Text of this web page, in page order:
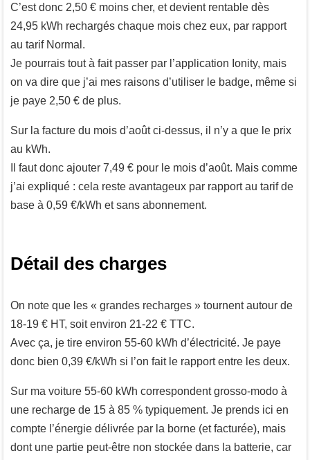
C’est donc 2,50 € moins cher, et devient rentable dès
24,95 kWh rechargés chaque mois chez eux, par rapport
au tarif Normal.
Je pourrais tout à fait passer par l’application Ionity, mais
on va dire que j’ai mes raisons d’utiliser le badge, même si
je paye 2,50 € de plus.
Sur la facture du mois d’août ci-dessus, il n’y a que le prix
au kWh.
Il faut donc ajouter 7,49 € pour le mois d’août. Mais comme
j’ai expliqué : cela reste avantageux par rapport au tarif de
base à 0,59 €/kWh et sans abonnement.
Détail des charges
On note que les « grandes recharges » tournent autour de
18-19 € HT, soit environ 21-22 € TTC.
Avec ça, je tire environ 55-60 kWh d’électricité. Je paye
donc bien 0,39 €/kWh si l’on fait le rapport entre les deux.
Sur ma voiture 55-60 kWh correspondent grosso-modo à
une recharge de 15 à 85 % typiquement. Je prends ici en
compte l’énergie délivrée par la borne (et facturée), mais
dont une partie peut-être non stockée dans la batterie, car